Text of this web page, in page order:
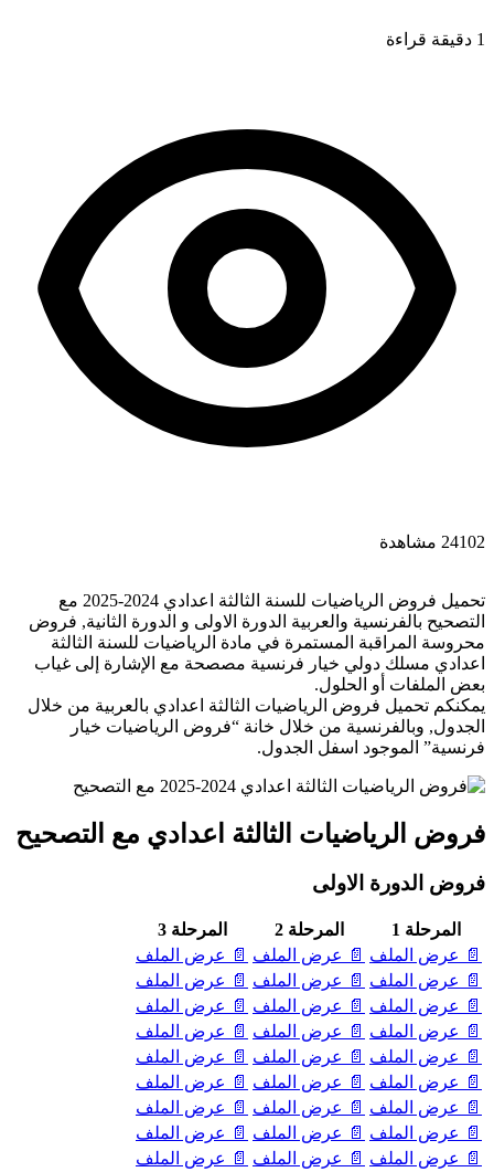
1 دقيقة قراءة
24102 مشاهدة
تحميل فروض الرياضيات للسنة الثالثة اعدادي 2024-2025 مع
التصحيح بالفرنسية والعربية الدورة الاولى و الدورة الثانية, فروض
محروسة المراقبة المستمرة في مادة الرياضيات للسنة الثالثة
اعدادي مسلك دولي خيار فرنسية مصصحة مع الإشارة إلى غياب
بعض الملفات أو الحلول.
يمكنكم تحميل فروض الرياضيات الثالثة اعدادي بالعربية من خلال
الجدول, وبالفرنسية من خلال خانة “فروض الرياضيات خيار
فرنسية” الموجود اسفل الجدول.
فروض الرياضيات الثالثة اعدادي مع التصحيح
فروض الدورة الاولى
المرحلة 1 المرحلة 2
المرحلة 3
📄 عرض الملف 📄 عرض الملف 📄 عرض الملف
📄 عرض الملف 📄 عرض الملف 📄 عرض الملف
📄 عرض الملف 📄 عرض الملف 📄 عرض الملف
📄 عرض الملف 📄 عرض الملف 📄 عرض الملف
📄 عرض الملف 📄 عرض الملف 📄 عرض الملف
📄 عرض الملف 📄 عرض الملف 📄 عرض الملف
📄 عرض الملف 📄 عرض الملف 📄 عرض الملف
📄 عرض الملف 📄 عرض الملف 📄 عرض الملف
📄 عرض الملف 📄 عرض الملف 📄 عرض الملف